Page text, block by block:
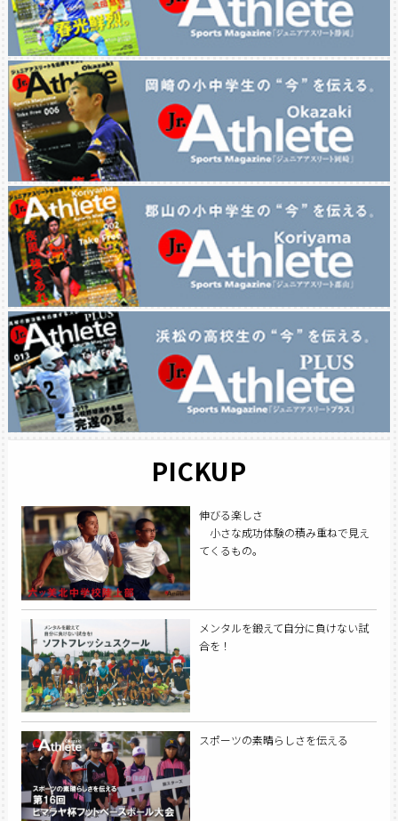
PICKUP
伸びる楽しさ
小さな成功体験の積み重ねで見え
てくるもの。
メンタルを鍛えて自分に負けない試
合を！
スポーツの素晴らしさを伝える